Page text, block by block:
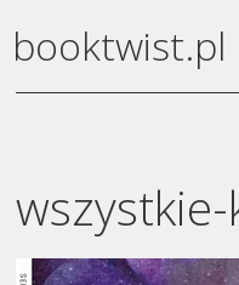
booktwist.pl